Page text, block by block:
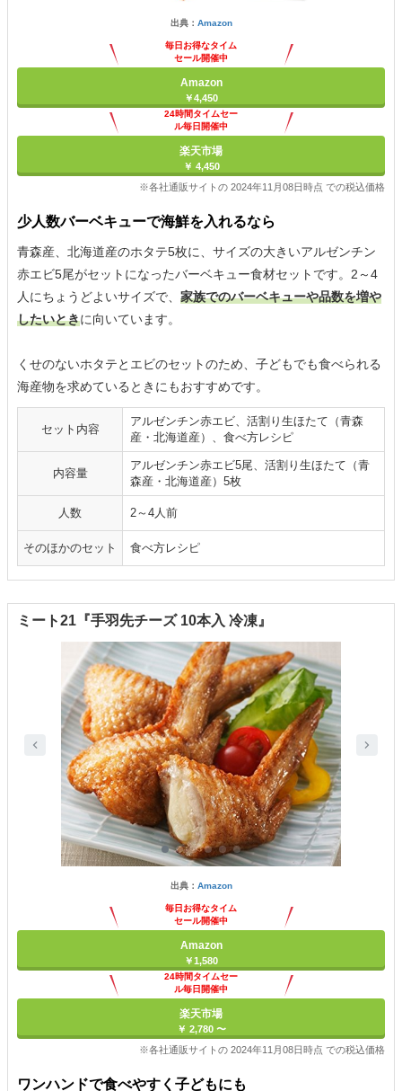
出典： Amazon
毎日お得なタイム
セール開催中
Amazon
￥4,450
24時間タイムセー
ル毎日開催中
楽天市場
￥ 4,450
※各社通販サイトの 2024年11月08日時点 での税込価格
少人数バーベキューで海鮮を入れるなら
青森産、北海道産のホタテ5枚に、サイズの大きいアルゼンチン
赤エビ5尾がセットになったバーベキュー食材セットです。2～4
人にちょうどよいサイズで、 家族でのバーベキューや品数を増や
したいときに向いています。
くせのないホタテとエビのセットのため、子どもでも食べられる
海産物を求めているときにもおすすめです。
セット内容
アルゼンチン赤エビ、活割り生ほたて（青森
産・北海道産）、食べ方レシピ
内容量
アルゼンチン赤エビ5尾、活割り生ほたて（青
森産・北海道産）5枚
人数 2～4人前
そのほかのセット 食べ方レシピ
ミート21『手羽先チーズ 10本入 冷凍』
出典： Amazon
毎日お得なタイム
セール開催中
Amazon
￥1,580
24時間タイムセー
ル毎日開催中
楽天市場
￥ 2,780 〜
※各社通販サイトの 2024年11月08日時点 での税込価格
ワンハンドで食べやすく子どもにも